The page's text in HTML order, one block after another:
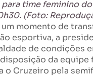
time feminino
(Foto:
momento de
esportiva, a
de condições
da equipe
Cruzeiro pela